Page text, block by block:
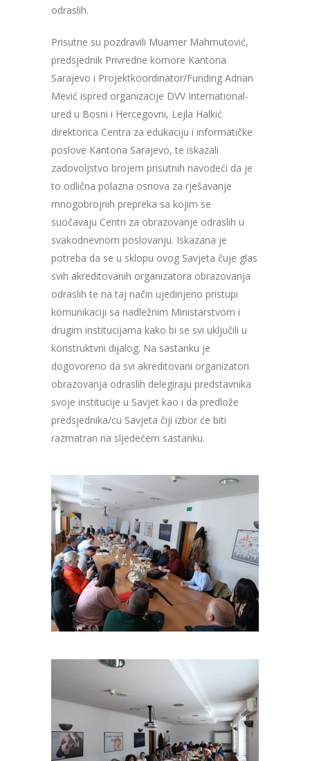
odraslih.
Prisutne su pozdravili Muamer Mahmutović,
predsjednik Privredne komore Kantona
Sarajevo i Projektkoordinator/Funding Adnan
Mević ispred organizacije DVV International-
ured u Bosni i Hercegovni, Lejla Halkić
direktorica Centra za edukaciju i informatičke
poslove Kantona Sarajevo, te iskazali
zadovoljstvo brojem prisutnih navodeći da je
to odlična polazna osnova za rješavanje
mnogobrojnih prepreka sa kojim se
suočavaju Centri za obrazovanje odraslih u
svakodnevnom poslovanju. Iskazana je
potreba da se u sklopu ovog Savjeta čuje glas
svih akreditovanih organizatora obrazovanja
odraslih te na taj način ujedinjeno pristupi
komunikaciji sa nadležnim Ministarstvom i
drugim institucijama kako bi se svi uključili u
konstruktvni dijalog. Na sastanku je
dogovoreno da svi akreditovani organizatori
obrazovanja odraslih delegiraju predstavnika
svoje institucije u Savjet kao i da predlože
predsjednika/cu Savjeta čiji izbor će biti
razmatran na sljedećem sastanku.